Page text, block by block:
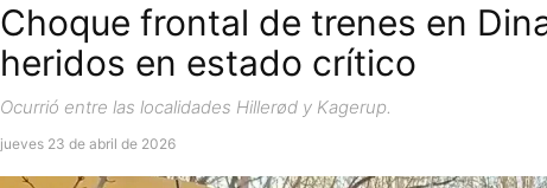
Choque frontal de trenes en
heridos en estado crítico
Ocurrió entre las localidades Hillerød y Kagerup.
jueves 23 de abril de 2026